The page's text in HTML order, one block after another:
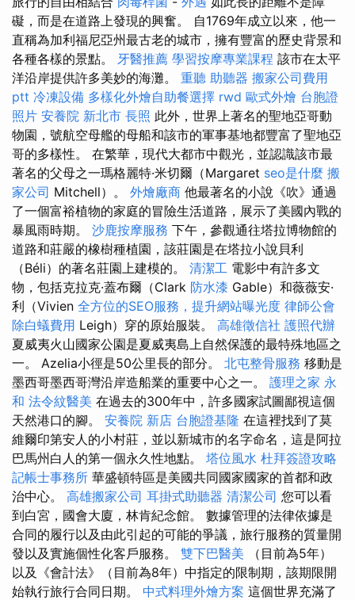
礙，而是在道路上發現的興奮。 自1769年成立以來，他一
直稱為加利福尼亞州最古老的城市，擁有豐富的歷史背景和
各種各樣的景點。 牙醫推薦 學習按摩專業課程 該市在太平
洋沿岸提供許多美妙的海灘。 重聽 助聽器 搬家公司費用
ptt 冷凍設備 多樣化外燴自助餐選擇 rwd 歐式外燴 台胞證
照片 安養院 新北市 長照 此外，世界上著名的聖地亞哥動
物園，號航空母艦的母船和該市的軍事基地都豐富了聖地亞
哥的多樣性。 在繁華，現代大都市中觀光，並認識該市最
著名的父母之一瑪格麗特·米切爾（Margaret seo是什麼 搬
家公司 Mitchell）。 外燴廠商 他最著名的小說《吹》通過
了一個富裕植物的家庭的冒險生活道路，展示了美國內戰的
暴風雨時期。 沙鹿按摩服務 下午，參觀通往塔拉博物館的
道路和莊嚴的橡樹種植園，該莊園是在塔拉小說貝利
（Béli）的著名莊園上建模的。 清潔工 電影中有許多文
物，包括克拉克·蓋布爾（Clark 防水漆 Gable）和薇薇安·
利（Vivien 全方位的SEO服務，提升網站曝光度 律師公會
除白蟻費用 Leigh）穿的原始服裝。 高雄徵信社 護照代辦
夏威夷火山國家公園是夏威夷島上自然保護的最特殊地區之
一。 Azelia小徑是50公里長的部分。 北屯整骨服務 移動是
墨西哥墨西哥灣沿岸造船業的重要中心之一。 護理之家 永
和 法令紋醫美 在過去的300年中，許多國家試圖鄙視這個
天然港口的腳。 安養院 新店 台胞證基隆 在這裡找到了莫
維爾印第安人的小村莊，並以新城市的名字命名，這是阿拉
巴馬州白人的第一個永久性地點。 塔位風水 杜拜簽證攻略
記帳士事務所 華盛頓特區是美國共同國家國家的首都和政
治中心。 高雄搬家公司 耳掛式助聽器 清潔公司 您可以看
到白宮，國會大廈，林肯紀念館。 數據管理的法律依據是
合同的履行以及由此引起的可能的爭議，旅行服務的質量開
發以及實施個性化客戶服務。 雙下巴醫美 （目前為5年）
以及《會計法》（目前為8年）中指定的限制期，該期限開
始執行旅行合同日期。 中式料理外燴方案 這個世界充滿了